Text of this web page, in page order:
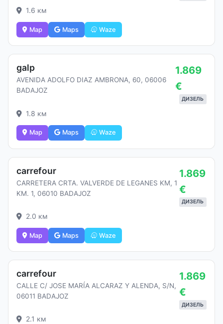
1.6 км
Map Maps Waze
galp
AVENIDA ADOLFO DIAZ AMBRONA, 60, 06006
BADAJOZ
1.869
€
ДИЗЕЛЬ
1.8 км
Map Maps Waze
carrefour
CARRETERA CRTA. VALVERDE DE LEGANES KM, 1
KM. 1, 06010 BADAJOZ
1.869
€
ДИЗЕЛЬ
2.0 км
Map Maps Waze
carrefour
CALLE C/ JOSE MARÍA ALCARAZ Y ALENDA, S/N,
06011 BADAJOZ
1.869
€
ДИЗЕЛЬ
2.1 км